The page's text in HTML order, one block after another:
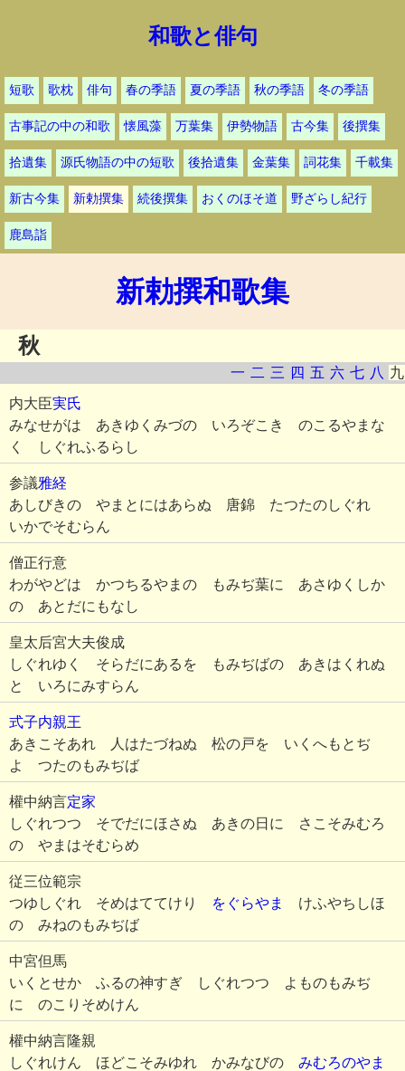
和歌と俳句
短歌 歌枕 俳句 春の季語 夏の季語 秋の季語 冬の季語
古事記の中の和歌 懐風藻 万葉集 伊勢物語 古今集 後撰集
拾遺集 源氏物語の中の短歌 後拾遺集 金葉集 詞花集 千載集
新古今集 新勅撰集 続後撰集 おくのほそ道 野ざらし紀行
鹿島詣
新勅撰和歌集
秋
一 二 三 四 五 六 七 八 九
内大臣実氏
みなせがは あきゆくみづの いろぞこき のこるやまな
く しぐれふるらし
参議雅経
あしびきの やまとにはあらぬ 唐錦 たつたのしぐれ
いかでそむらん
僧正行意
わがやどは かつちるやまの もみぢ葉に あさゆくしか
の あとだにもなし
皇太后宮大夫俊成
しぐれゆく そらだにあるを もみぢばの あきはくれぬ
と いろにみすらん
式子内親王
あきこそあれ 人はたづねぬ 松の戸を いくへもとぢ
よ つたのもみぢば
權中納言定家
しぐれつつ そでだにほさぬ あきの日に さこそみむろ
の やまはそむらめ
従三位範宗
つゆしぐれ そめはててけり
をぐらやま
けふやちしほ
の みねのもみぢば
中宮但馬
いくとせか ふるの神すぎ しぐれつつ よものもみぢ
に のこりそめけん
權中納言隆親
しぐれけん ほどこそみゆれ かみなびの みむろのやま